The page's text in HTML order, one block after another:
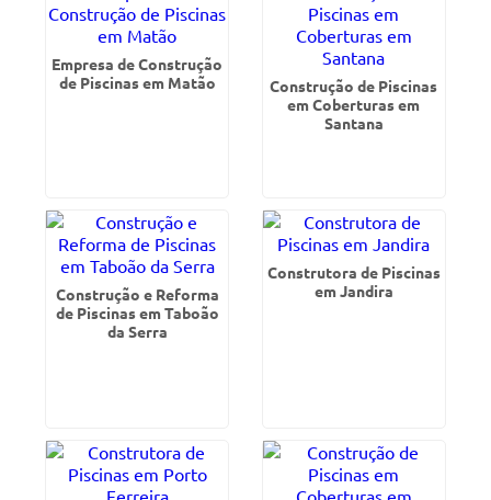
Empresa de Construção
de Piscinas em Matão
Construção de Piscinas
em Coberturas em
Santana
Construção e Reforma
de Piscinas em Taboão
da Serra
Construtora de Piscinas
em Jandira